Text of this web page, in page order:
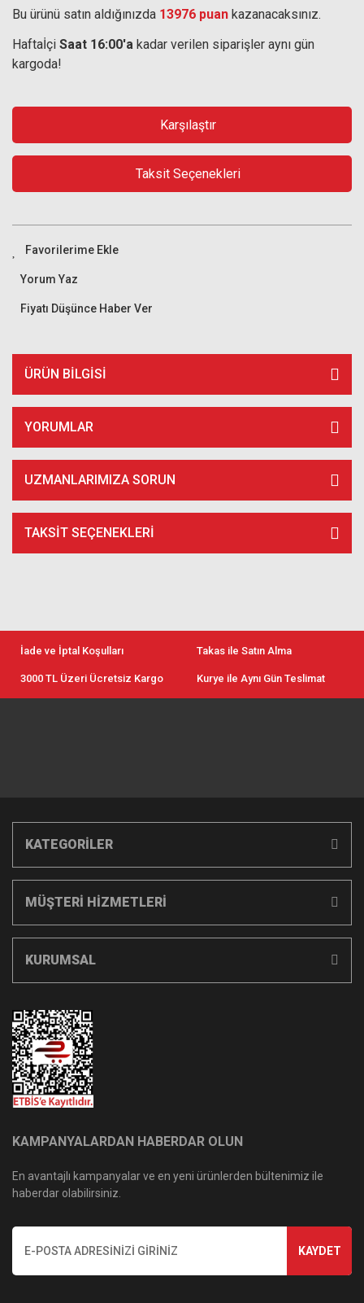
Bu ürünü satın aldığınızda 13976 puan kazanacaksınız.
Haftaİçi Saat 16:00'a kadar verilen siparişler aynı gün
kargoda!
Karşılaştır
Taksit Seçenekleri
Yorum Yaz
Fiyatı Düşünce Haber Ver
ÜRÜN BILGISI
YORUMLAR
UZMANLARIMIZA SORUN
TAKSIT SEÇENEKLERI
İade ve İptal Koşulları Takas ile Satın Alma
3000 TL Üzeri Ücretsiz Kargo Kurye ile Aynı Gün Teslimat
KATEGORİLER
MÜŞTERİ HİZMETLERİ
KURUMSAL
KAMPANYALARDAN HABERDAR OLUN
En avantajlı kampanyalar ve en yeni ürünlerden bültenimiz ile
haberdar olabilirsiniz.
KAYDET